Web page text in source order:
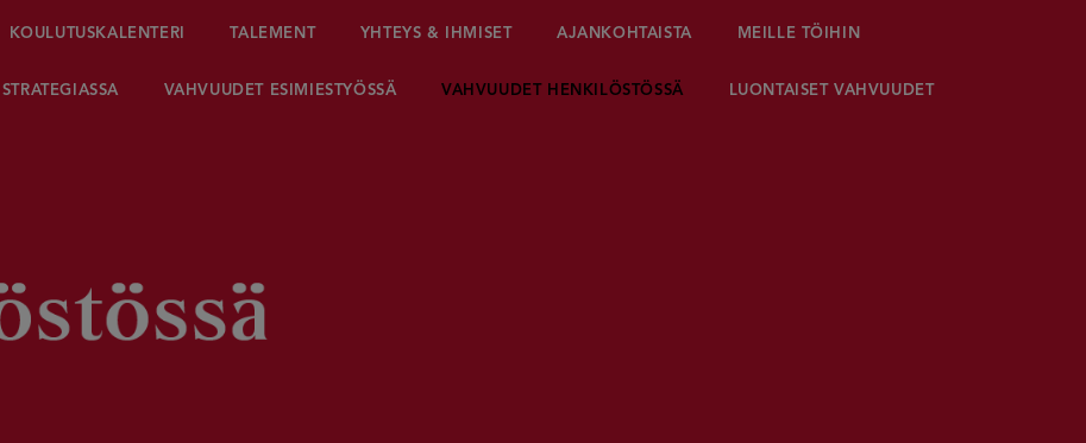
KOULUTUSKALENTERI TALEMENT YHTEYS & IHMISET AJANKOHTAISTA MEILLE TÖIHIN
VAHVUUDET ESIMIESTYÖSSÄ VAHVUUDET HENKILÖSTÖSSÄ LUONTAISET VAHVUUDET